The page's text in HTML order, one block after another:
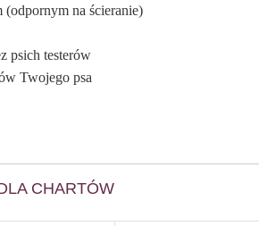
na ścieranie)
psich testerów
Twojego psa
CHARTÓW